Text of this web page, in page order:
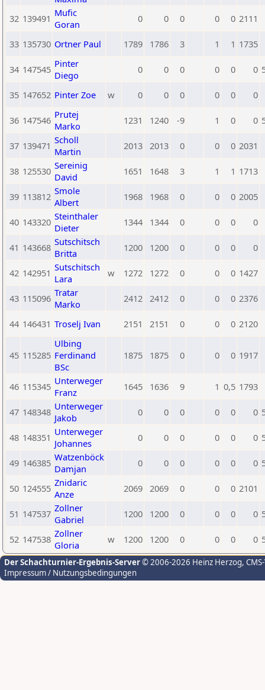
32 139491 Mufic
Goran
0 0 0 0 0 2111
33 135730 Ortner Paul 1789 1786 3 1 1 1735
34 147545 Pinter
Diego
0 0 0 0 0 0
35 147652 Pinter Zoe w 0 0 0 0 0 0
36 147546 Prutej
Marko
1231 1240 -9 1 0 0
37 139471 Scholl
Martin
2013 2013 0 0 0 2031
38 125530 Sereinig
David
1651 1648 3 1 1 1713
39 113812 Smole
Albert
1968 1968 0 0 0 2005
40 143320 Steinthaler
Dieter
1344 1344 0 0 0 0
41 143668 Sutschitsch
Britta
1200 1200 0 0 0 0
42 142951 Sutschitsch
Lara
w 1272 1272 0 0 0 1427
43 115096 Tratar
Marko
2412 2412 0 0 0 2376
44 146431 Troselj Ivan 2151 2151 0 0 0 2120
45 115285
Ulbing
Ferdinand
BSc
1875 1875 0 0 0 1917
46 115345 Unterweger
Franz
1645 1636 9 1 0,5 1793
47 148348 Unterweger
Jakob
0 0 0 0 0 0
48 148351 Unterweger
Johannes
0 0 0 0 0 0
49 146385 Watzenböck
Damjan
0 0 0 0 0 0
50 124555 Znidaric
Anze
2069 2069 0 0 0 2101
51 147537 Zollner
Gabriel
1200 1200 0 0 0 0
52 147538 Zollner
Gloria
w 1200 1200 0 0 0 0
Der Schachturnier-Ergebnis-Server© 2006-2026 Heinz Herzog,
Impressum / Nutzungsbedingungen